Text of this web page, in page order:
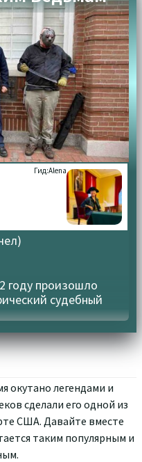
Гид:Alena
году произошло
судебный
окутано легендами и
ков сделали его одной из
США. Давайте вместе
таким популярным и